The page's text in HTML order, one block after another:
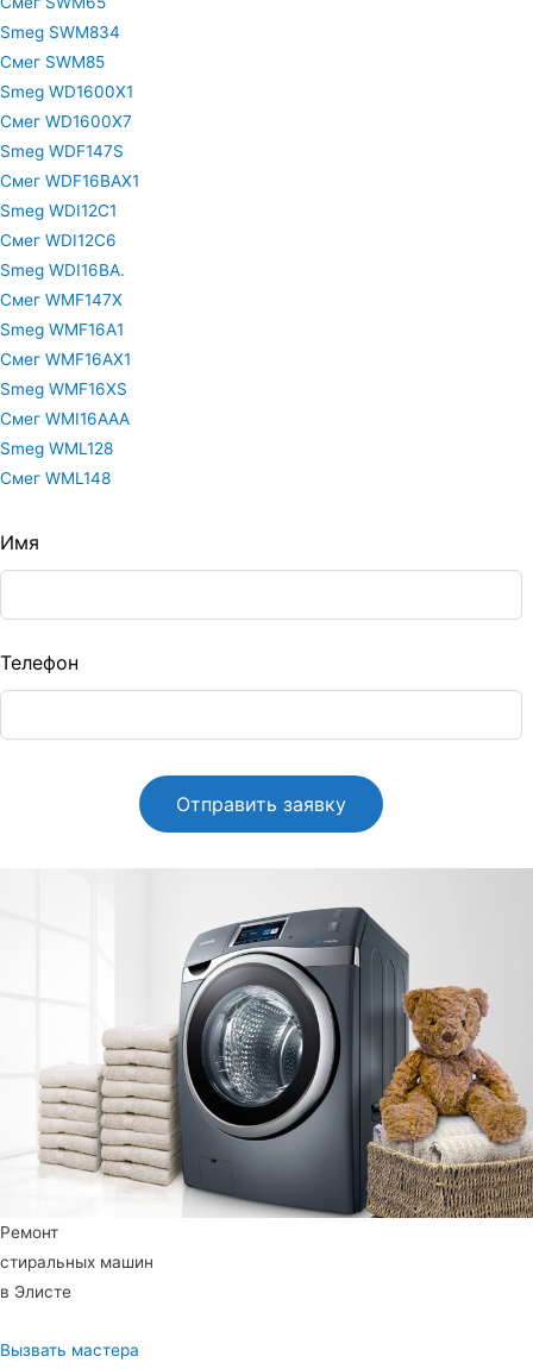
Smeg SWM834
Смег SWM85
Smeg WD1600X1
Смег WD1600X7
Smeg WDF147S
Смег WDF16BAX1
Smeg WDI12C1
Смег WDI12C6
Smeg WDI16BA.
Смег WMF147X
Smeg WMF16A1
Смег WMF16AX1
Smeg WMF16XS
Смег WMI16AAA
Smeg WML128
Смег WML148
Имя
Телефон
Ремонт
стиральных машин
в Элисте
Вызвать мастера